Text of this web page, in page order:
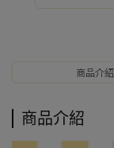
商品介紹
商品介紹